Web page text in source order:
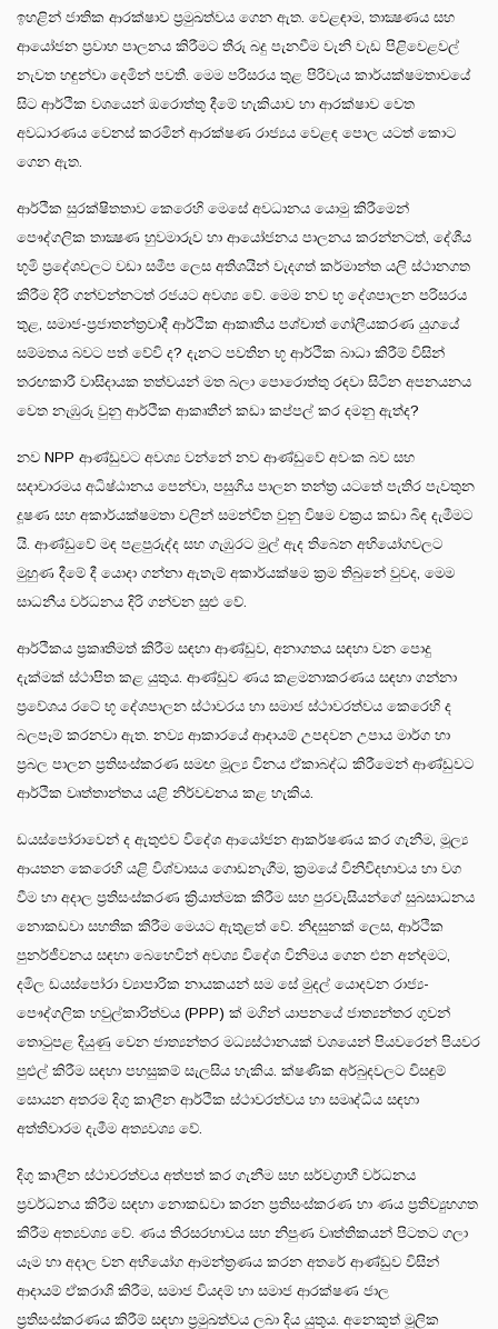
ඉහළින් ජාතික ආරක්ෂාව ප්‍රමුඛත්වය ගෙන ඇත. වෙළඳාම, තාක්‍ෂණය සහ
ආයෝජන ප්‍රවාහ පාලනය කිරීමට තීරු බදු පැනවීම වැනි වැඩ පිළිවෙළවල්
නැවත හඳුන්වා දෙමින් පවතී. මෙම පරිසරය තුළ පිරිවැය කාර්යක්ෂමතාවයේ
සිට ආර්ථික වශයෙන් ඔරොත්තු දීමේ හැකියාව හා ආරක්ෂාව වෙත
අවධාරණය වෙනස් කරමින් ආරක්ෂණ රාජ්‍යය වෙළඳ පොල යටත් කොට
ගෙන ඇත.
ආර්ථික සුරක්ෂිතතාව කෙරෙහි මෙසේ අවධානය යොමු කිරීමෙන් ‍
පෞද්ගලික තාක්‍ෂණ හුවමාරුව හා ආයෝජනය පාලනය කරන්නටත්, දේශීය
භූමි ප්‍රදේශවලට වඩා සමීප ලෙස අතිශයින් වැදගත් කර්මාන්ත යලි ස්ථානගත
කිරීම දිරි ගන්වන්නටත් රජයට අවශ්‍ය වේ. මෙම නව භූ දේශපාලන පරිසරය
තුළ, සමාජ-ප්‍රජාතන්ත්‍රවාදී ආර්ථික ආකෘතිය පශ්චාත් ගෝලීයකරණ යුගයේ
සම්මතය බවට පත් වේවි ද? දැනට පවතින භූ ආර්ථික බාධා කිරීම් විසින්
තරඟකාරී වාසිදායක තත්වයන් මත බලා පොරොත්තු රඳවා සිටින අපනයනය
වෙත නැඹුරු වුනු ආර්ථික ආකෘතීන් කඩා කප්පල් කර දමනු ඇත්ද?
නව NPP ආණ්ඩුවට අවශ්‍ය වන්නේ නව ආණ්ඩුවේ අවංක බව සහ
සදාචාරමය අධිෂ්ඨානය පෙන්වා, පසුගිය පාලන තන්ත්‍ර යටතේ පැතිර පැවතුන
දූෂණ සහ අකාර්යක්ෂමතා වලින් සමන්විත වුනු විෂම චක්‍රය කඩා බිඳ දැමීමට
යි. ආණ්ඩුවේ මඳ පළපුරුද්ද සහ ගැඹුරට මුල් ඇද තිබෙන අභියෝගවලට
මුහුණ දීමේ දී යොදා ගන්නා ඇතැම් අකාර්යක්ෂම ක්‍රම තිබුනේ වුවද, මෙම
සාධනීය වර්ධනය දිරි ගන්වන සුළු වේ.
ආර්ථිකය ප්‍රකෘතිමත් කිරීම සඳහා ආණ්ඩුව, අනාගතය සඳහා වන පොදු
දැක්මක් ස්ථාපිත කළ යුතුය. ආණ්ඩුව ණය කළමනාකරණය සඳහා ගන්නා
ප්‍රවේශය රටේ භූ දේශපාලන ස්ථාවරය හා සමාජ ස්ථාවරත්වය කෙරෙහි ද
බලපෑම් කරනවා ඇත. නව්‍ය ආකාරයේ ආදායම් උපදවන උපාය මාර්ග හා
ප්‍රබල පාලන ප්‍රතිසංස්කරණ සමඟ මූල්‍ය විනය ඒකාබද්ධ කිරීමෙන් ආණ්ඩුවට
ආර්ථික වෘත්තාන්තය යළි නිර්වචනය කළ හැකිය.
ඩයස්පෝරාවෙන් ද ඇතුළුව විදේශ ආයෝජන ආකර්ෂණය කර ගැනීම, මූල්‍ය
ආයතන කෙරෙහි යළි විශ්වාසය ගොඩනැගීම, ක්‍රමයේ විනිවිදභාවය හා වග
වීම හා අදාල ප්‍රතිසංස්කරණ ක්‍රියාත්මක කිරීම සහ පුරවැසියන්ගේ සුබසාධනය
නොකඩවා සහතික කිරීම මෙයට ඇතුළත් වේ. නිදසුනක් ලෙස, ආර්ථික
පුනර්ජීවනය සඳහා බෙහෙවින් අවශ්‍ය විදේශ විනිමය ගෙන එන අන්දමට,
දමිල ඩයස්පෝරා ව්‍යාපාරික නායකයන් සම සේ මුදල් යොදවන රාජ්‍ය-
පෞද්ගලික හවුල්කාරිත්වය (PPP) ක් මගින් යාපනයේ ජාත්‍යන්තර ගුවන්
තොටුපළ දියුණු වෙන ජාත්‍යන්තර මධ්‍යස්ථානයක් වශයෙන් පියවරෙන් පියවර
පුළුල් කිරීම සඳහා පහසුකම් සැලසිය හැකිය. ක්ෂණික අර්බුදවලට විසඳුම්
සොයන අතරම දිගු කාලීන ආර්ථික ස්ථාවරත්වය හා සමෘද්ධිය සඳහා
අත්තිවාරම දැමීම අත්‍යවශ්‍ය වේ.
දිගු කාලීන ස්ථාවරත්වය අත්පත් කර ගැනීම සහ සර්වග්‍රාහී වර්ධනය
ප්‍රවර්ධනය කිරීම සඳහා නොකඩවා කරන ප්‍රතිසංස්කරණ හා ණය ප්‍රතිව්‍යුහගත
කිරීම අත්‍යවශ්‍ය වේ. ණය තිරසරභාවය සහ නිපුණ වෘත්තිකයන් පිටතට ගලා
යෑම හා අදාල වන අභියෝග ආමන්ත්‍රණය කරන අතරේ ආණ්ඩුව විසින්
ආදායම් ඒකරාශි කිරීම, සමාජ වියදම් හා සමාජ ආරක්ෂණ ජාල
ප්‍රතිසංස්කරණය කිරීම් සඳහා ප්‍රමුඛත්වය ලබා දිය යුතුය. අනෙකුත් මූලික